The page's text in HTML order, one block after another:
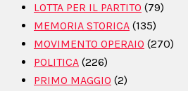
LOTTA PER IL PARTITO (79)
MEMORIA STORICA (135)
MOVIMENTO OPERAIO (270)
POLITICA (226)
PRIMO MAGGIO (2)